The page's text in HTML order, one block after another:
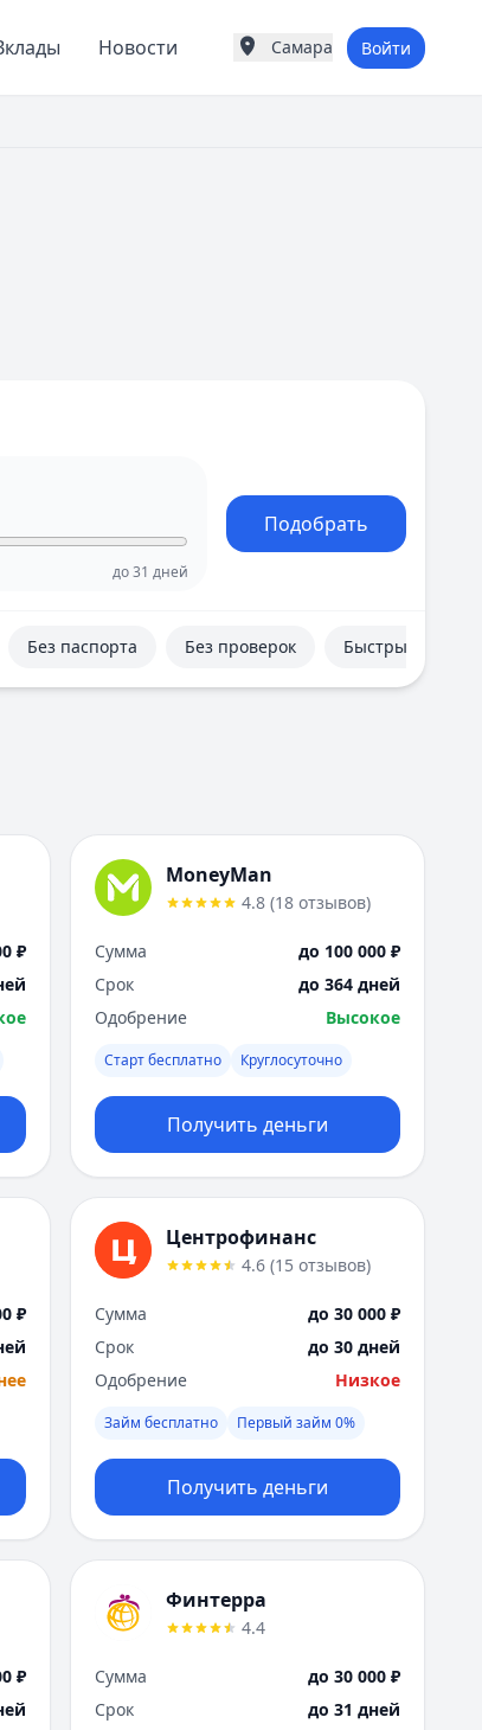
Новости
Города России
Воронеж
Е
Ижевск
Иркутск
Красноярск
Курск
Липецк
Магнитогорск
Махачкала
Набережные Челны
Нижний Новгород
Новокузнецк
Новосибирск
О
Омск
Оренбург
Р
Ростов-на-Дону
Рязань
С
Самара
Санкт-Петербург
Саратов
Севастополь
Самара Войти
до31 дней
Подобрать
Без паспорта Без проверок Быстрые
₽
MoneyMan
4.8 (18 отзывов)
Сумма
до 100 000 ₽
Срок
до 364 дней
Одобрение
Высокое
Старт бесплатно Круглосуточно
Получить деньги
₽
Центрофинанс
4.6 (15 отзывов)
Сумма
до 30 000 ₽
Срок
до 30 дней
Одобрение
Низкое
Займ бесплатно Первый займ 0%
Получить деньги
₽
Финтерра
4.4
Сумма
до 30 000 ₽
Срок
до 31 дней